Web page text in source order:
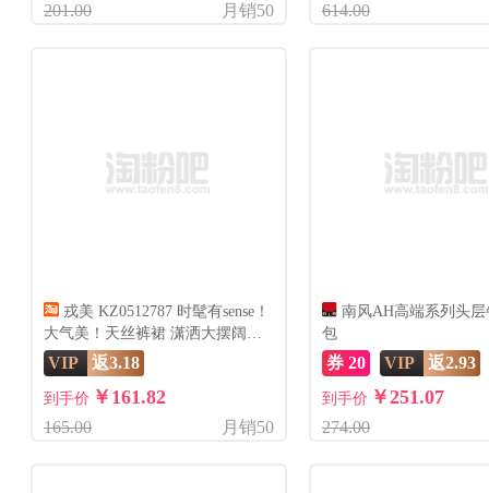
201.00 月销50 614.00
戎美 KZ0512787 时髦有sense！
大气美！天丝裤裙 潇洒大摆阔腿
裤
VIP 返3.18
到手价 ￥161.82
165.00 月销50
南风AH高端系列头
包
券 20 VIP 返2.93
到手价 ￥251.07
274.00